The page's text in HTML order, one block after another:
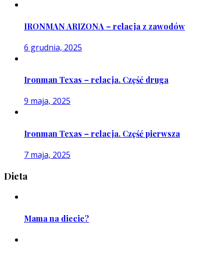
IRONMAN ARIZONA – relacja z zawodów
6 grudnia, 2025
Ironman Texas – relacja. Część druga
9 maja, 2025
Ironman Texas – relacja. Część pierwsza
7 maja, 2025
Dieta
Mama na diecie?